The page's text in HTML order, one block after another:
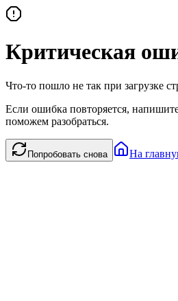
Критическая
Что-то пошло не так при загрузке
Если ошибка повторяется,
поможем разобраться.
Попробовать снова На